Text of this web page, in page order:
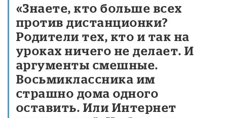
«Знаете, кто больше всех
против дистанционки?
Родители тех, кто и так на
уроках ничего не делает. И
аргументы смешные.
Восьмиклассника им
страшно дома одного
оставить. Или Интернет